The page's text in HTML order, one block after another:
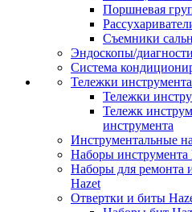
Поршневая
Съемники
Эндоскопы/
Система
Тележки
Тележки
Тележк
инструмента
Инструментальные
Наборы инструмента
Наборы для ремонта
Hazet
Отвертки и биты